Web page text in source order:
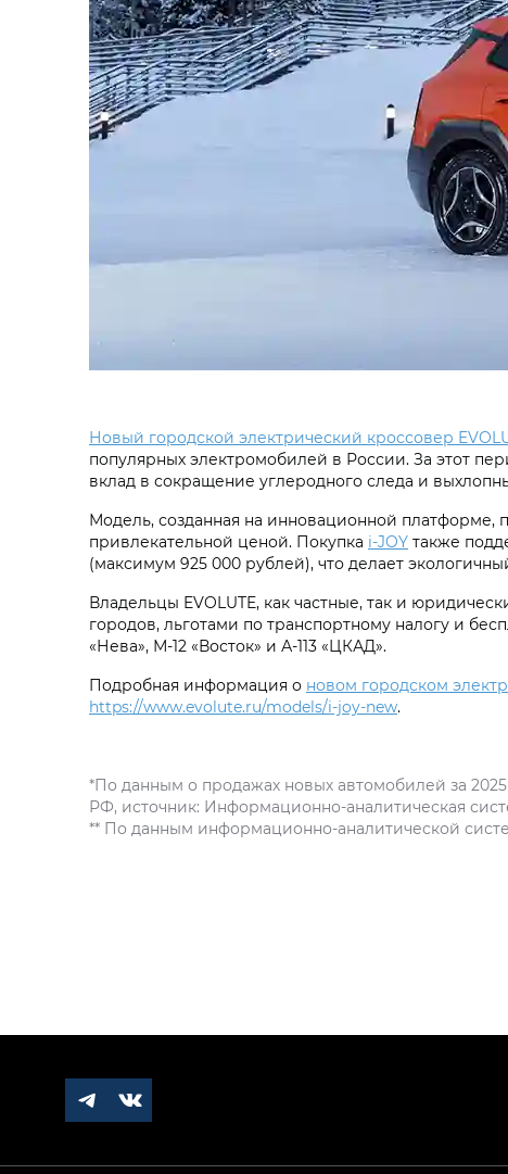
Новый городской электрический кроссовер
популярных электромобилей в России. За этот
вклад в сокращение углеродного следа и
Модель, созданная на инновационной платформе,
привлекательной ценой. Покупка i‑JOY также
(максимум 925 000 рублей), что делает
Владельцы EVOLUTE, как частные, так и
городов, льготами по транспортному налогу и
«Нева», М-12 «Восток» и А-113 «ЦКАД».
Подробная информация о новом городском
https://www.evolute.ru/models/i-joy-new.
*По данным о продажах новых автомобилей за
РФ, источник: Информационно-аналитическая
** По данным информационно-аналитической